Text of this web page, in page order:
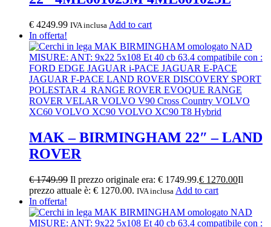
€ 4249.99 IVA inclusa Add to cart
In offerta!
MAK – BIRMINGHAM 22″ – LAND
ROVER
€1749.99 Il prezzo originale era: € 1749.99.€ 1270.00Il
prezzo attuale è: € 1270.00. IVA inclusa Add to cart
In offerta!